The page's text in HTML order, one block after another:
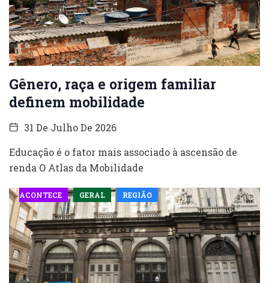
Gênero, raça e origem familiar
definem mobilidade
31 De Julho De 2026
Educação é o fator mais associado à ascensão de
renda O Atlas da Mobilidade
ACONTECE GERAL REGIÃO